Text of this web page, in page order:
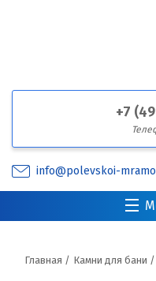
+7
info@polevskoi-
Главная / Камни для бани /